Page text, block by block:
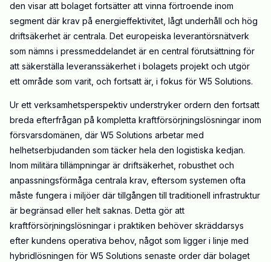
den visar att bolaget fortsätter att vinna förtroende inom
segment där krav på energieffektivitet, lågt underhåll och hög
driftsäkerhet är centrala. Det europeiska leverantörsnätverk
som nämns i pressmeddelandet är en central förutsättning för
att säkerställa leveranssäkerhet i bolagets projekt och utgör
ett område som varit, och fortsatt är, i fokus för W5 Solutions.
Ur ett verksamhetsperspektiv understryker ordern den fortsatt
breda efterfrågan på kompletta kraftförsörjningslösningar inom
försvarsdomänen, där W5 Solutions arbetar med
helhetserbjudanden som täcker hela den logistiska kedjan.
Inom militära tillämpningar är driftsäkerhet, robusthet och
anpassningsförmåga centrala krav, eftersom systemen ofta
måste fungera i miljöer där tillgången till traditionell infrastruktur
är begränsad eller helt saknas. Detta gör att
kraftförsörjningslösningar i praktiken behöver skräddarsys
efter kundens operativa behov, något som ligger i linje med
hybridlösningen för W5 Solutions senaste order där bolaget